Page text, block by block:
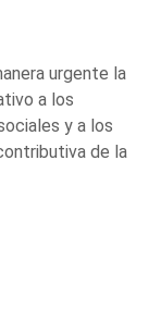
urgente la
a los
y a los
de la